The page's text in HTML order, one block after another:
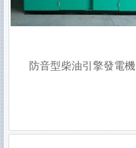
防音型柴油引擎發電機